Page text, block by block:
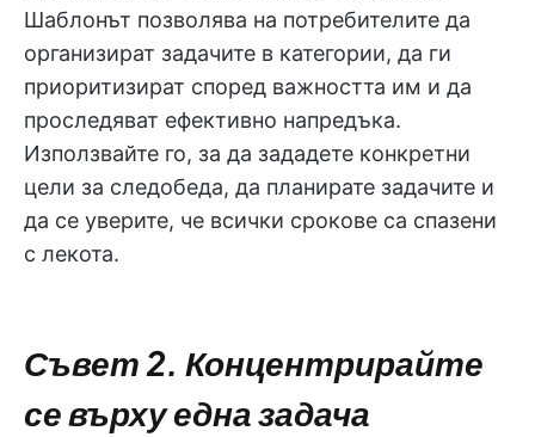
Шаблонът позволява на потребителите да
организират задачите в категории, да ги
приоритизират според важността им и да
проследяват ефективно напредъка.
Използвайте го, за да зададете конкретни
цели за следобеда, да планирате задачите и
да се уверите, че всички срокове са спазени
с лекота.
Съвет 2. Концентрирайте
се върху една задача